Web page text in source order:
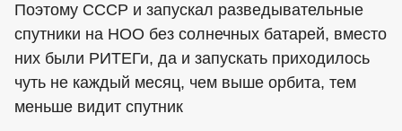
Поэтому СССР и запускал разведывательные
спутники на НОО без солнечных батарей, вместо
них были РИТЕГи, да и запускать приходилось
чуть не каждый месяц, чем выше орбита, тем
меньше видит спутник